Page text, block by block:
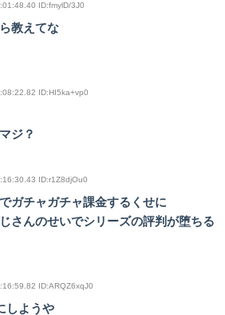
ID:fmylD/3J0
教えてな
ID:HI5ka+vp0
ジ？
ID:r1Z8djOu0
ガチャガチャ課金するくせに
さんのせいでシリーズの評判が堕ちる
ID:ARQZ6xqJ0
しようや